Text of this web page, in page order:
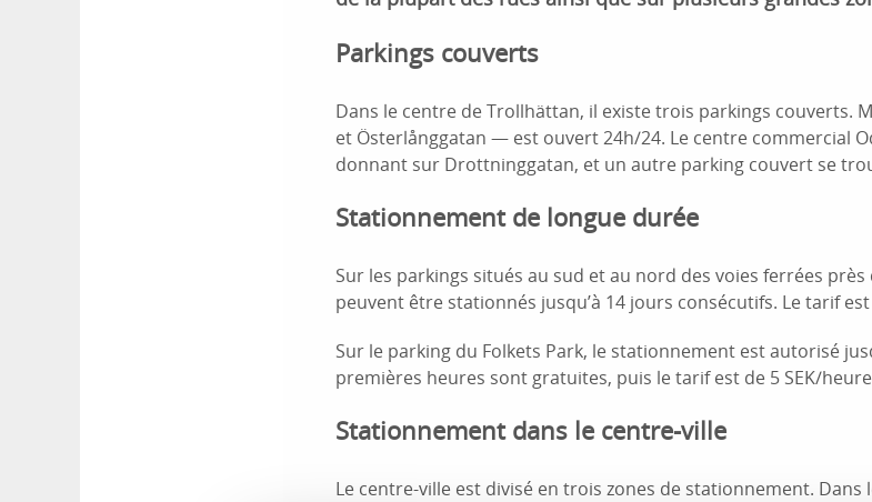
Parkings couverts
Dans le centre de Trollhättan, il existe trois parkings couverts.
et Österlånggatan — est ouvert 24h/24. Le centre commercial
donnant sur Drottninggatan, et un autre parking couvert se
Stationnement de longue durée
Sur les parkings situés au sud et au nord des voies ferrées
peuvent être stationnés jusqu’à 14 jours consécutifs. Le tarif
Sur le parking du Folkets Park, le stationnement est autorisé
premières heures sont gratuites, puis le tarif est de 5 SEK/
Stationnement dans le centre-ville
Le centre-ville est divisé en trois zones de stationnement. Dans